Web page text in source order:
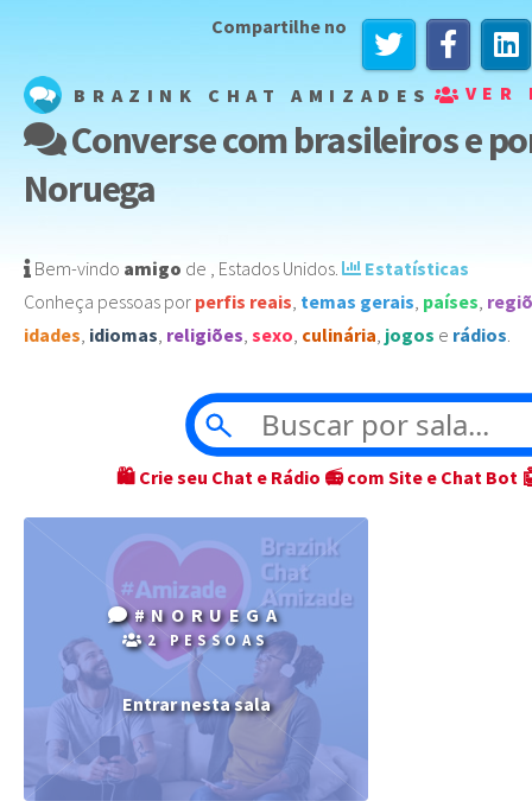
BRAZINK CHAT AMIZADES VER
Compartilhe no
Converse com brasileiros e
Noruega
Bem-vindo amigo de Estados Unidos
Estatísticas
Conheça pessoas por perfis reais temas gerais países
idades idiomas religiões sexo culinária jogos e rádios
🛍 Crie seu Chat e Rádio 📻 com Site e Chat Bot
#NORUEGA
2 PESSOAS
Entrar nesta sala